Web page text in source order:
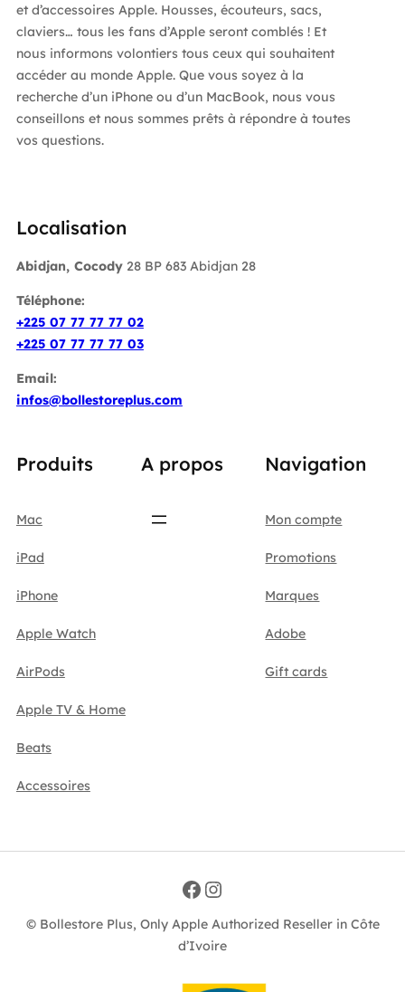
et d’accessoires Apple. Housses, écouteurs, sacs,
claviers… tous les fans d’Apple seront comblés ! Et
nous informons volontiers tous ceux qui souhaitent
accéder au monde Apple. Que vous soyez à la
recherche d’un iPhone ou d’un MacBook, nous vous
conseillons et nous sommes prêts à répondre à toutes
vos questions.
Localisation
Abidjan, Cocody28 BP 683 Abidjan 28
Téléphone:
+225 07 77 77 77 02
+225 07 77 77 77 03
Email:
infos@bollestoreplus.com
Produits
Mac
iPad
iPhone
Apple Watch
AirPods
Apple TV & Home
Beats
Accessoires
A propos Navigation
Mon compte
Promotions
Marques
Adobe
Gift cards
Facebook Instagram
© Bollestore Plus, Only Apple Authorized Reseller in Côte
d’Ivoire